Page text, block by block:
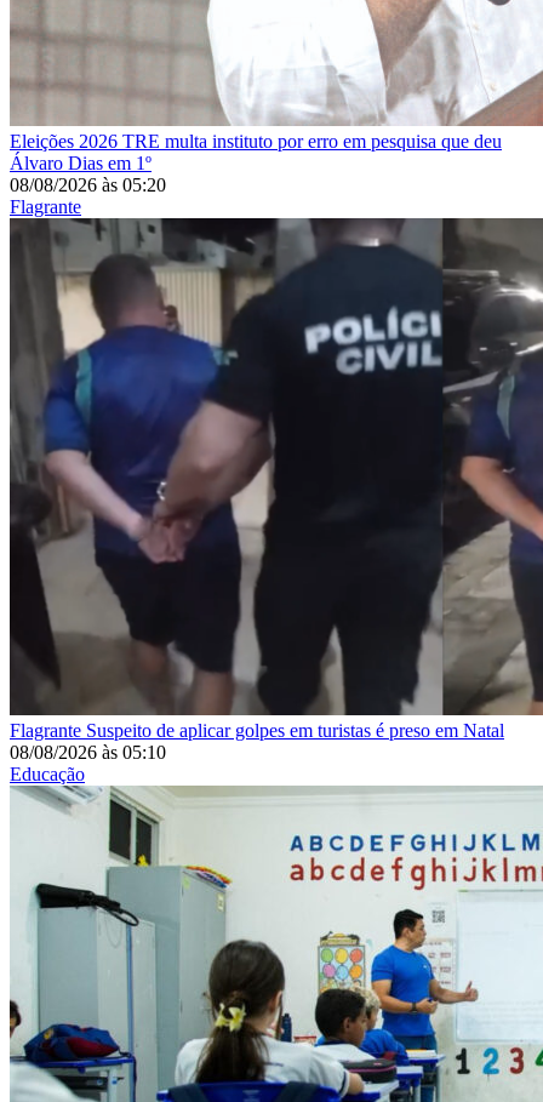
Eleições 2026 TRE multa instituto por erro em pesquisa que deu
Álvaro Dias em 1º
08/08/2026 às 05:20
Flagrante
Flagrante Suspeito de aplicar golpes em turistas é preso em Natal
08/08/2026 às 05:10
Educação